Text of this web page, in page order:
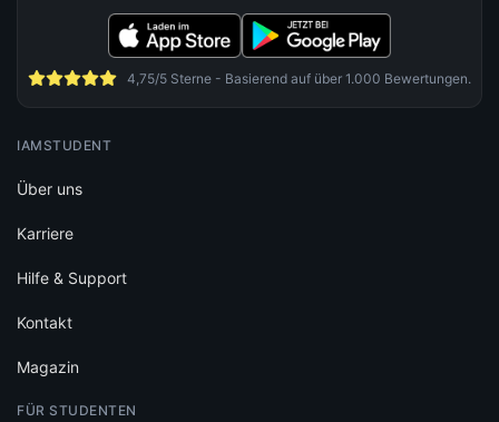
4,75/5 Sterne - Basierend auf über 1.000 Bewertungen.
IAMSTUDENT
Über uns
Karriere
Hilfe & Support
Kontakt
Magazin
FÜR STUDENTEN